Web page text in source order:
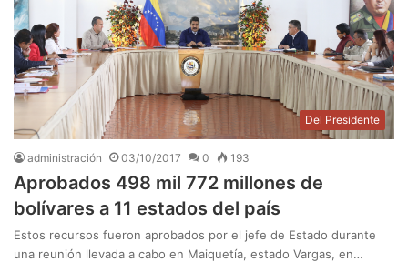
Del Presidente
administración 03/10/2017 0 193
Aprobados 498 mil 772 millones de
bolívares a 11 estados del país
Estos recursos fueron aprobados por el jefe de Estado durante
una reunión llevada a cabo en Maiquetía, estado Vargas, en…